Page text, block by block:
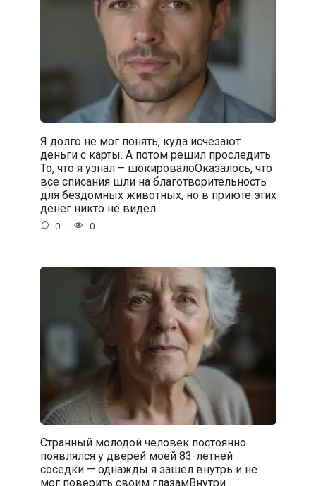
Я долго не мог понять, куда исчезают
деньги с карты. А потом решил проследить.
То, что я узнал – шокировалоОказалось, что
все списания шли на благотворительность
для бездомных животных, но в приюте этих
денег никто не видел.
0 0
Странный молодой человек постоянно
появлялся у дверей моей 83-летней
соседки — однажды я зашел внутрь и не
мог поверить своим глазамВнутри